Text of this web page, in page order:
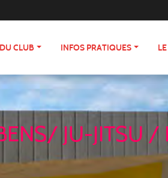
CLUB INFOS PRATIQUES
JU-JITSU